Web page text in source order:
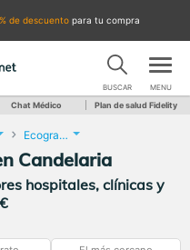
de descuento para tu compra
BUSCAR MENU
Chat Médico Plan de salud Fidelity
Ecografía Transvaginal
Candelaria
hospitales, clínicas y